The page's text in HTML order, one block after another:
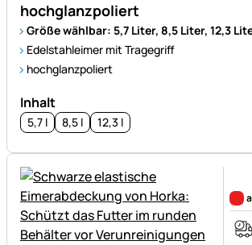
hochglanzpoliert
Größe wählbar: 5,7 Liter, 8,5 Liter, 12,3
Edelstahleimer mit Tragegriff
hochglanzpoliert
Inhalt
5,7 l 8,5 l 12,3 l